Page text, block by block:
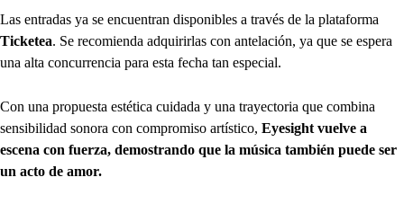
Las entradas ya se encuentran disponibles a través de la plataforma
Ticketea. Se recomienda adquirirlas con antelación, ya que se espera
una alta concurrencia para esta fecha tan especial.
Con una propuesta estética cuidada y una trayectoria que combina
sensibilidad sonora con compromiso artístico, Eyesight vuelve a
escena con fuerza, demostrando que la música también puede ser
un acto de amor.